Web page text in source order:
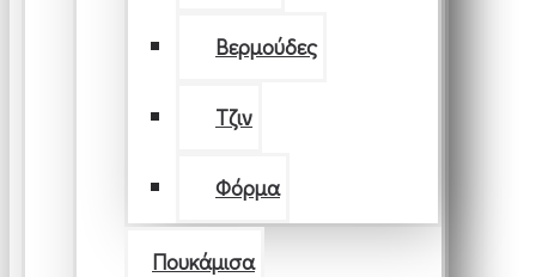
Βερμούδες
Τζιν
Φόρμα
Πουκάμισα